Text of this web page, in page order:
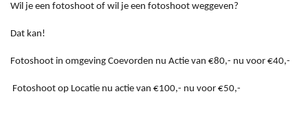
Wil je een fotoshoot of wil je een fotoshoot weggeven?
Dat kan!
Fotoshoot in omgeving Coevorden nu Actie van €80,- nu voor €40,-
Fotoshoot op Locatie nu actie van €100,- nu voor €50,-